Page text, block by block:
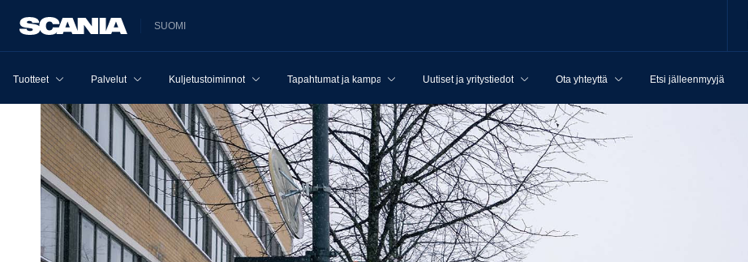
SUOMI
Tuotteet Palvelut Kuljetustoiminnot Tapahtumat ja kampanjat Uutiset ja yritystiedot Ota yhteyttä Etsi jälleenmyyjä